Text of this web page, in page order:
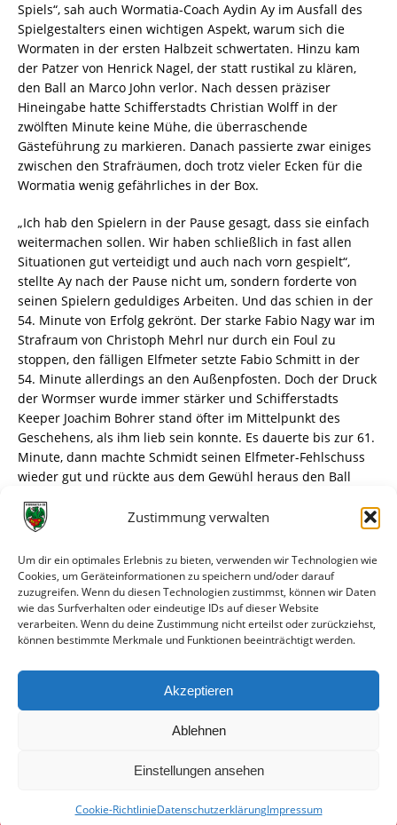
Zustimmung verwalten
Um dir ein optimales Erlebnis zu bieten, verwenden wir Technologien wie
Cookies, um Geräteinformationen zu speichern und/oder darauf
zuzugreifen. Wenn du diesen Technologien zustimmst, können wir Daten
wie das Surfverhalten oder eindeutige IDs auf dieser Website
verarbeiten. Wenn du deine Zustimmung nicht erteilst oder zurückziehst,
können bestimmte Merkmale und Funktionen beeinträchtigt werden.
Akzeptieren
Ablehnen
Einstellungen ansehen
Cookie-RichtlinieDatenschutzerklärungImpressum
Spiels“, sah auch Wormatia-Coach Aydin Ay im Ausfall des
Spielgestalters einen wichtigen Aspekt, warum sich die
Wormaten in der ersten Halbzeit schwertaten. Hinzu kam
der Patzer von Henrick Nagel, der statt rustikal zu klären,
den Ball an Marco John verlor. Nach dessen präziser
Hineingabe hatte Schifferstadts Christian Wolff in der
zwölften Minute keine Mühe, die überraschende
Gästeführung zu markieren. Danach passierte zwar einiges
zwischen den Strafräumen, doch trotz vieler Ecken für die
Wormatia wenig gefährliches in der Box.
„Ich hab den Spielern in der Pause gesagt, dass sie einfach
weitermachen sollen. Wir haben schließlich in fast allen
Situationen gut verteidigt und auch nach vorn gespielt“,
stellte Ay nach der Pause nicht um, sondern forderte von
seinen Spielern geduldiges Arbeiten. Und das schien in der
54. Minute von Erfolg gekrönt. Der starke Fabio Nagy war im
Strafraum von Christoph Mehrl nur durch ein Foul zu
stoppen, den fälligen Elfmeter setzte Fabio Schmitt in der
54. Minute allerdings an den Außenpfosten. Doch der Druck
der Wormser wurde immer stärker und Schifferstadts
Keeper Joachim Bohrer stand öfter im Mittelpunkt des
Geschehens, als ihm lieb sein konnte. Es dauerte bis zur 61.
Minute, dann machte Schmidt seinen Elfmeter-Fehlschuss
wieder gut und rückte aus dem Gewühl heraus den Ball
Grünstadtern, ein Entscheidungsspiel hätte über den
Teilnehmern an den Aufstiegsspielen entscheiden müssen.
Doch die Wormaten sorgten für Tatsachen. Nur drei
Minuten nach dem Ausgleich war Sebastian Schmitt auf der
linken Seite auf und davon, sein strammer Schuss von der
Strafraumgrenze ins lange Eck war für Bohrer unerreichbar.
Auf der anderen Seite war nur noch einmal kurz Zittern
angesagt, als Steve Kroll in der 82. Minute einen Schuss von
Giovanni Mannino über die Latte lenkte. Es war das letzte
Aufbäumen der Schifferstadter, dem Bullinger mit seinem
Treffer ein Ende setzte.
© VfR Wormatia Worms